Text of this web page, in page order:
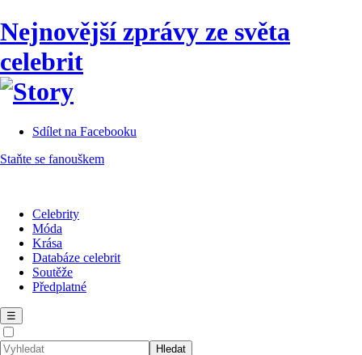
Nejnovější zprávy ze světa
celebrit
Sdílet na Facebooku
Staňte se fanouškem
Celebrity
Móda
Krása
Databáze celebrit
Soutěže
Předplatné
☰